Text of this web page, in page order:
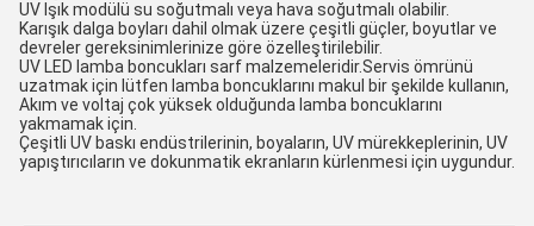
UV Işık modülü su soğutmalı veya hava soğutmalı olabilir.
Karışık dalga boyları dahil olmak üzere çeşitli güçler, boyutlar ve
devreler gereksinimlerinize göre özelleştirilebilir.
UV LED lamba boncukları sarf malzemeleridir.Servis ömrünü
uzatmak için lütfen lamba boncuklarını makul bir şekilde kullanın,
Akım ve voltaj çok yüksek olduğunda lamba boncuklarını
yakmamak için.
Çeşitli UV baskı endüstrilerinin, boyaların, UV mürekkeplerinin, UV
yapıştırıcıların ve dokunmatik ekranların kürlenmesi için uygundur.